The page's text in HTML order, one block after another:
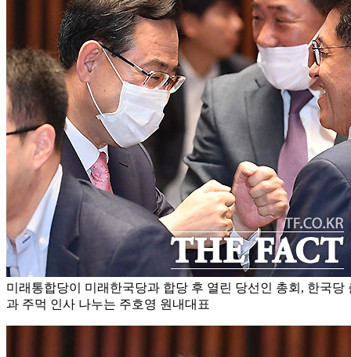
미래통합당이 미래한국당과 합당 후 열린 당선인 총회, 한국당
과 주먹 인사 나누는 주호영 원내대표